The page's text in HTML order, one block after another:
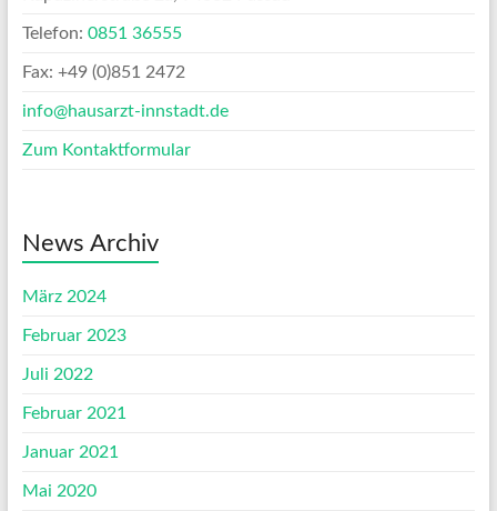
Telefon: 0851 36555
Fax: +49 (0)851 2472
info@hausarzt-innstadt.de
Zum Kontaktformular
News Archiv
März 2024
Februar 2023
Juli 2022
Februar 2021
Januar 2021
Mai 2020